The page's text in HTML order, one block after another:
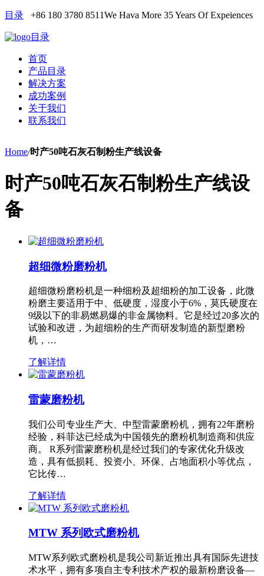
目录 +86 180 3780 8511We Hava More 35 Years Of Expeiences
目录
首页
产品目录
解决方案
成功案例
关于我们
联系我们
Home/时产50吨石灰石制粉生产线设备
时产50吨石灰石制粉生产线设
备
超细微粉磨粉机
超细微粉磨粉机是一种细粉及超细粉的加工设备，此微
粉磨主要适用于中、低硬度，湿度小于6%，莫氏硬度在
9级以下的非易燃易爆的非金属物料。它是经过20多次的
试验和改进，为超细粉的生产而研发制造的新型磨粉
机，…
了解详情
雷蒙磨粉机
我们公司专业生产大、中型雷蒙磨粉机，拥有22年磨粉
经验，科菲达已经成为中国领先的磨粉机制造商和供应
商。 R系列雷蒙磨粉机是经过我们的专家优化升级改
造，具有低损耗、投资小、环保、占地面积小等优点，
它比传…
了解详情
MTW 系列欧式磨粉机
MTW系列欧式磨粉机是我公司新近推出具有国际先进技
术水平，拥有多项自主专利技术产权的最新粉磨设备—